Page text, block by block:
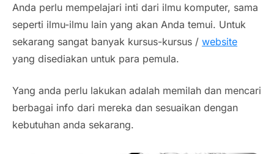
Anda perlu mempelajari inti dari ilmu komputer, sama
seperti ilmu-ilmu lain yang akan Anda temui. Untuk
sekarang sangat banyak kursus-kursus / website
yang disediakan untuk para pemula.
Yang anda perlu lakukan adalah memilah dan mencari
berbagai info dari mereka dan sesuaikan dengan
kebutuhan anda sekarang.